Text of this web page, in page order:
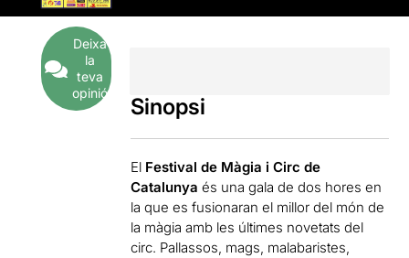
Deixa
la
teva
opinió
Sinopsi
El Festival de Màgia i Circ de
Catalunya és una gala de dos hores en
la que es fusionaran el millor del món de
la màgia amb les últimes novetats del
circ. Pallassos, mags, malabaristes,